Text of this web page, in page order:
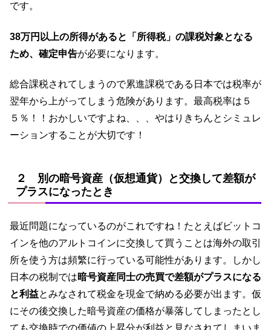
です。
38万円以上の所得があると「所得税」の課税対象となる
ため、確定申告が必要になります。
総合課税されてしまうので累進課税である日本では税率が
翌年から上がってしまう危険があります。最高税率は５
５％！！おかしいですよね、、、やはりきちんとシミュレ
ーションすることが大切です！
２ 別の暗号資産（仮想通貨）と交換して差額が
プラスになったとき
最近問題になっているのがこれですね！たとえばビットコ
インを他のアルトコインに交換して買うことは海外の取引
所を使う方は頻繁に行っている可能性があります。しかし
日本の税制では暗号資産同士の売買で差額がプラスになる
と利益とみなされて税金を現金で納める必要が出ます。仮
にその後交換した暗号資産の価格が暴落してしまったとし
ても交換時での価値の上昇分が利益と見なされてしまいま